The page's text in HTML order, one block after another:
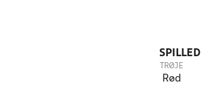
TRØJE
Rød